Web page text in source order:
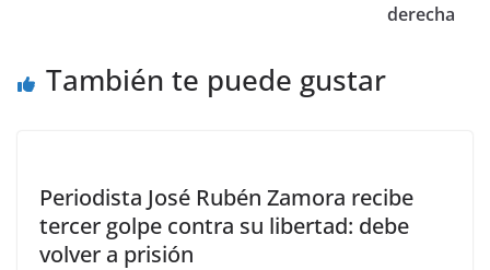
derecha
También te puede gustar
Periodista José Rubén Zamora recibe
tercer golpe contra su libertad: debe
volver a prisión